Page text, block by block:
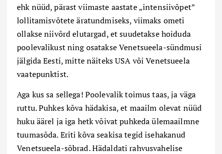
ehk nüüd, pärast viimaste aastate „intensiivõpet”
lollitamisvõtete äratundmiseks, viimaks ometi
ollakse niivõrd elutargad, et suudetakse hoiduda
poolevalikust ning osatakse Venetsueela-sündmusi
jälgida Eesti, mitte näiteks USA või Venetsueela
vaatepunktist.
Aga kus sa sellega! Poolevalik toimus taas, ja väga
ruttu. Puhkes kõva hädakisa, et maailm olevat nüüd
huku äärel ja iga hetk võivat puhkeda ülemaailmne
tuumasõda. Eriti kõva seakisa tegid isehakanud
Venetsueela-sõbrad. Hädaldati rahvusvahelise